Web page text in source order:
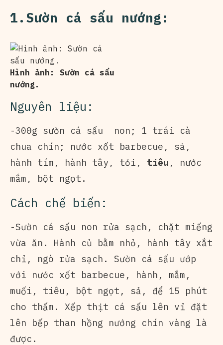
1.Sườn cá sấu nướng:
Hình ảnh: Sườn cá sấu
nướng.
Nguyên liệu:
-300g sườn cá sấu non; 1 trái cà
chua chín; nước xốt barbecue, sả,
hành tím, hành tây, tỏi, tiêu , nước
mắm, bột ngọt.
Cách chế biến:
-Sườn cá sấu non rửa sạch, chặt miếng
vừa ăn. Hành củ bằm nhỏ, hành tây xắt
chỉ, ngò rửa sạch. Sườn cá sấu ướp
với nước xốt barbecue, hành, mắm,
muối, tiêu, bột ngọt, sả, để 15 phút
cho thấm. Xếp thịt cá sấu lên vỉ đặt
lên bếp than hồng nướng chín vàng là
được.